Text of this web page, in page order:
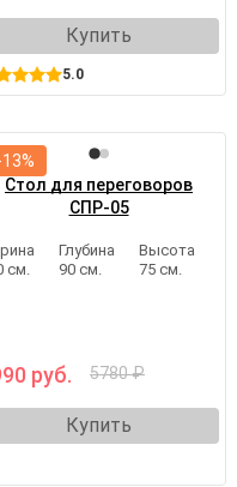
Купить
5.0
Стол для переговоров
СПР-05
см.
Глубина
90 см.
Высота
75 см.
руб. 5780 ₽
Купить